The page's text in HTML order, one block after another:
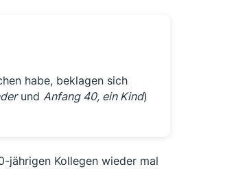
habe, beklagen sich
und Anfang 40, ein Kind)
jährigen Kollegen wieder mal